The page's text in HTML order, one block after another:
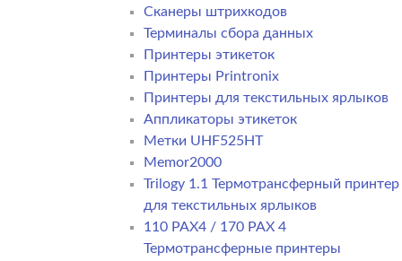
Сканеры штрихкодов
Терминалы сбора данных
Принтеры этикеток
Принтеры Printronix
Принтеры для текстильных ярлыков
Аппликаторы этикеток
Метки UHF525HT
Memor2000
Trilogy 1.1 Термотрансферный принтер
для текстильных ярлыков
110 PAX4 / 170 PAX 4
Термотрансферные принтеры